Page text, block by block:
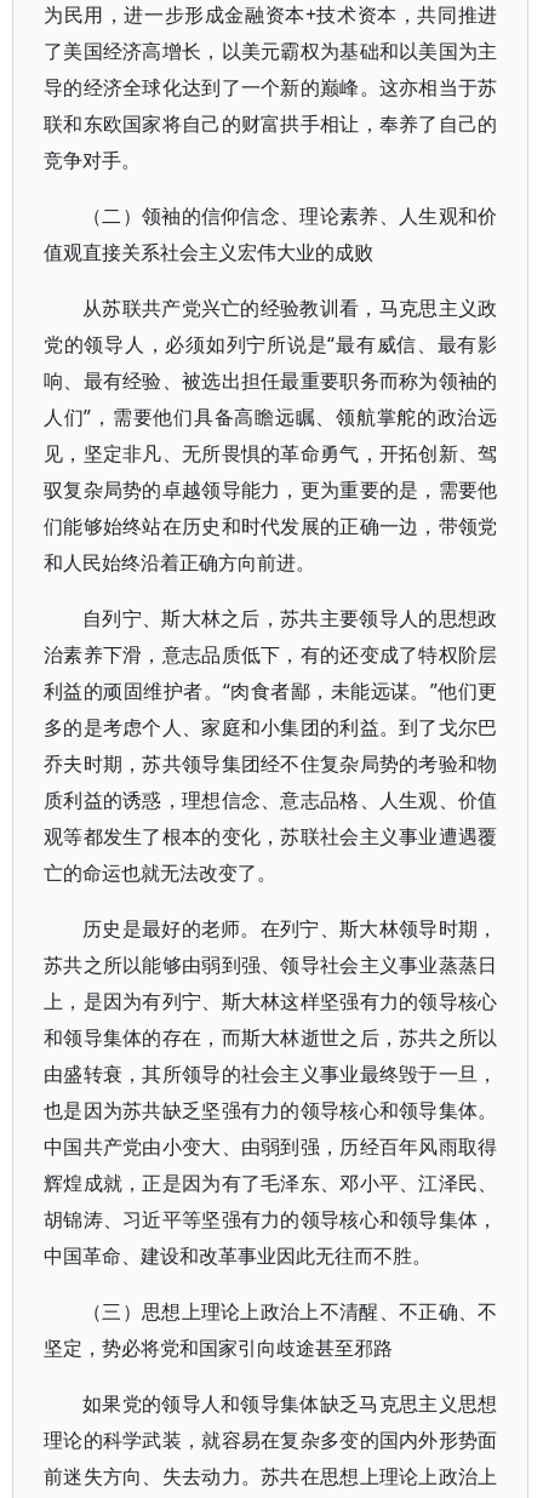
为民用，进一步形成金融资本+技术资本，共同推进
了美国经济高增长，以美元霸权为基础和以美国为主
导的经济全球化达到了一个新的巅峰。这亦相当于苏
联和东欧国家将自己的财富拱手相让，奉养了自己的
竞争对手。
（二）领袖的信仰信念、理论素养、人生观和价
值观直接关系社会主义宏伟大业的成败
从苏联共产党兴亡的经验教训看，马克思主义政
党的领导人，必须如列宁所说是“最有威信、最有影
响、最有经验、被选出担任最重要职务而称为领袖的
人们”，需要他们具备高瞻远瞩、领航掌舵的政治远
见，坚定非凡、无所畏惧的革命勇气，开拓创新、驾
驭复杂局势的卓越领导能力，更为重要的是，需要他
们能够始终站在历史和时代发展的正确一边，带领党
和人民始终沿着正确方向前进。
自列宁、斯大林之后，苏共主要领导人的思想政
治素养下滑，意志品质低下，有的还变成了特权阶层
利益的顽固维护者。“肉食者鄙，未能远谋。”他们更
多的是考虑个人、家庭和小集团的利益。到了戈尔巴
乔夫时期，苏共领导集团经不住复杂局势的考验和物
质利益的诱惑，理想信念、意志品格、人生观、价值
观等都发生了根本的变化，苏联社会主义事业遭遇覆
亡的命运也就无法改变了。
历史是最好的老师。在列宁、斯大林领导时期，
苏共之所以能够由弱到强、领导社会主义事业蒸蒸日
上，是因为有列宁、斯大林这样坚强有力的领导核心
和领导集体的存在，而斯大林逝世之后，苏共之所以
由盛转衰，其所领导的社会主义事业最终毁于一旦，
也是因为苏共缺乏坚强有力的领导核心和领导集体。
中国共产党由小变大、由弱到强，历经百年风雨取得
辉煌成就，正是因为有了毛泽东、邓小平、江泽民、
胡锦涛、习近平等坚强有力的领导核心和领导集体，
中国革命、建设和改革事业因此无往而不胜。
（三）思想上理论上政治上不清醒、不正确、不
坚定，势必将党和国家引向歧途甚至邪路
如果党的领导人和领导集体缺乏马克思主义思想
理论的科学武装，就容易在复杂多变的国内外形势面
前迷失方向、失去动力。苏共在思想上理论上政治上